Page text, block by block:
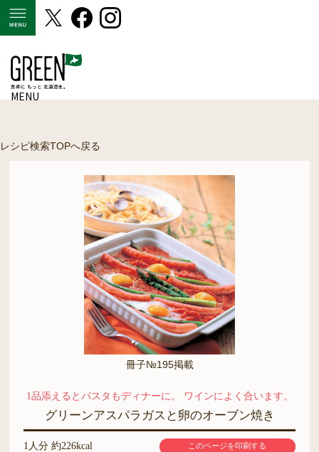
MENU
レシピ検索TOPへ戻る
冊子№195掲載
1品添えるとパスタもディナーに。 ワインによく合います。
グリーンアスパラガスと卵のオーブン焼き
1人分 約226kcal このページを印刷する